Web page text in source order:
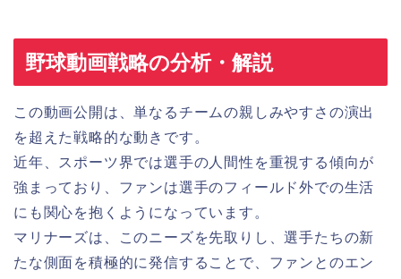
野球動画戦略の分析・解説
この動画公開は、単なるチームの親しみやすさの演出
を超えた戦略的な動きです。
近年、スポーツ界では選手の人間性を重視する傾向が
強まっており、ファンは選手のフィールド外での生活
にも関心を抱くようになっています。
マリナーズは、このニーズを先取りし、選手たちの新
たな側面を積極的に発信することで、ファンとのエン